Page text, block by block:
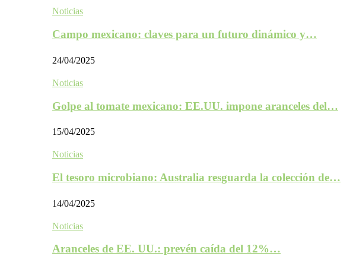
Noticias
Campo mexicano: claves para un futuro dinámico y…
24/04/2025
Noticias
Golpe al tomate mexicano: EE.UU. impone aranceles del…
15/04/2025
Noticias
El tesoro microbiano: Australia resguarda la colección de…
14/04/2025
Noticias
Aranceles de EE. UU.: prevén caída del 12%…